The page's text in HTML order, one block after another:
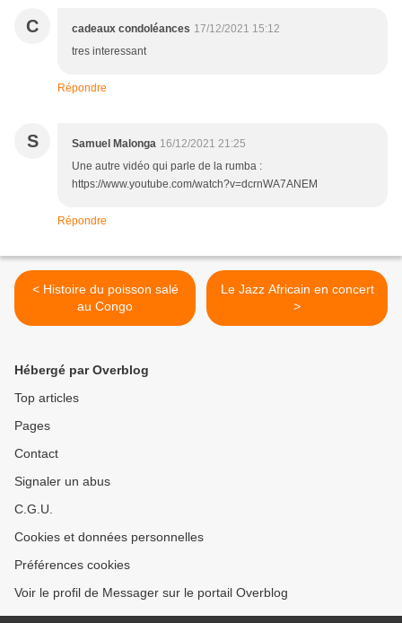
C cadeaux condoléances 17/12/2021 15:12
tres interessant
Répondre
S Samuel Malonga 16/12/2021 21:25
Une autre vidéo qui parle de la rumba :
https://www.youtube.com/watch?v=dcrnWA7ANEM
Répondre
< Histoire du poisson salé
au Congo
Le Jazz Africain en concert
>
Hébergé par Overblog
Top articles
Pages
Contact
Signaler un abus
C.G.U.
Cookies et données personnelles
Préférences cookies
Voir le profil de Messager sur le portail Overblog